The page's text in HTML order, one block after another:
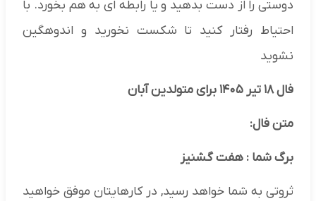
دوستی را از دست بدهید و یا رابطه ای به هم بخورد. با
احتیاط رفتار کنید تا شکست نخورید و اندوهگین
نشوید
فال ۱۸ تیر ۱۴۰۵ برای متولدین آبان
متن فال:
برگ شما : هفت گشنیز
ثروتی به شما خواهد رسید, در کارهایتان موفق خواهید